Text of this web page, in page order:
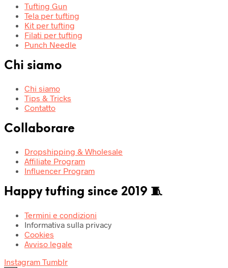
Tufting Gun
Tela per tufting
Kit per tufting
Filati per tufting
Punch Needle
Chi siamo
Chi siamo
Tips & Tricks
Contatto
Collaborare
Dropshipping & Wholesale
Affiliate Program
Influencer Program
Happy tufting since 2019 🧵
Termini e condizioni
Informativa sulla privacy
Cookies
Avviso legale
Instagram Tumblr